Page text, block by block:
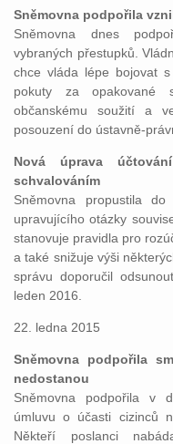
Sněmovna podpořila
Sněmovna dnes
vybraných přestupků.
chce vláda lépe bojovat
pokuty za opakované
občanskému soužití a
posouzení do ústavně-
Nová úprava
schvalováním
Sněmovna propustila
upravujícího otázky
stanovuje pravidla pro
a také snižuje výši
správu doporučil
leden 2016.
22. ledna 2015
Sněmovna podpořila
nedostanou
Sněmovna podpořila v
úmluvu o účasti cizinců
Někteří poslanci